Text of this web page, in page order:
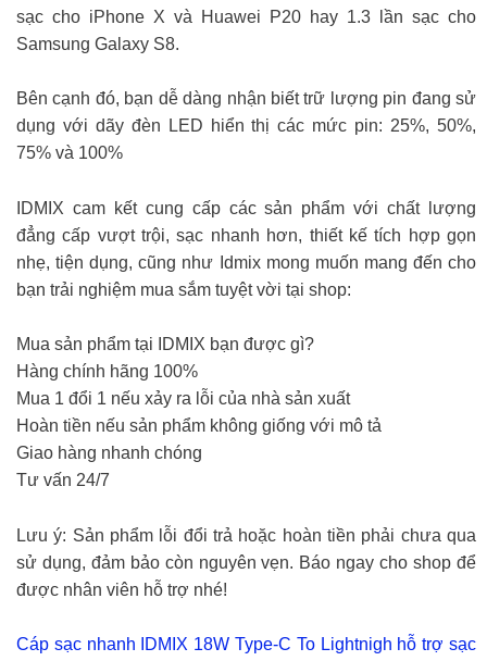
sạc cho iPhone X và Huawei P20 hay 1.3 lần sạc cho
Samsung Galaxy S8.
Bên cạnh đó, bạn dễ dàng nhận biết trữ lượng pin đang sử
dụng với dãy đèn LED hiển thị các mức pin: 25%, 50%,
75% và 100%
IDMIX cam kết cung cấp các sản phẩm với chất lượng
đẳng cấp vượt trội, sạc nhanh hơn, thiết kế tích hợp gọn
nhẹ, tiện dụng, cũng như Idmix mong muốn mang đến cho
bạn trải nghiệm mua sắm tuyệt vời tại shop:
Mua sản phẩm tại IDMIX bạn được gì?
Hàng chính hãng 100%
Mua 1 đổi 1 nếu xảy ra lỗi của nhà sản xuất
Hoàn tiền nếu sản phẩm không giống với mô tả
Giao hàng nhanh chóng
Tư vấn 24/7
Lưu ý: Sản phẩm lỗi đổi trả hoặc hoàn tiền phải chưa qua
sử dụng, đảm bảo còn nguyên vẹn. Báo ngay cho shop để
được nhân viên hỗ trợ nhé!
Cáp sạc nhanh IDMIX 18W Type-C To Lightnigh hỗ trợ sạc